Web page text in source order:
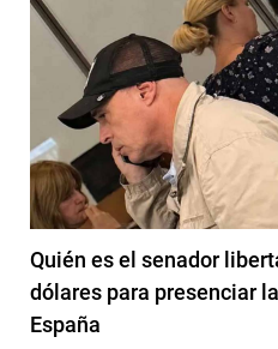
Quién es el senador
dólares para presenciar
España